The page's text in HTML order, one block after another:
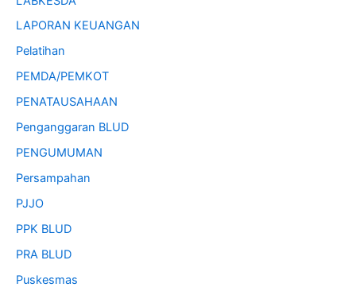
LAPORAN KEUANGAN
Pelatihan
PEMDA/PEMKOT
PENATAUSAHAAN
Penganggaran BLUD
PENGUMUMAN
Persampahan
PJJO
PPK BLUD
PRA BLUD
Puskesmas